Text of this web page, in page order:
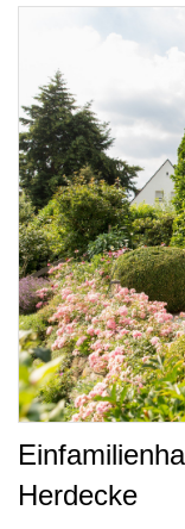
Herdecke